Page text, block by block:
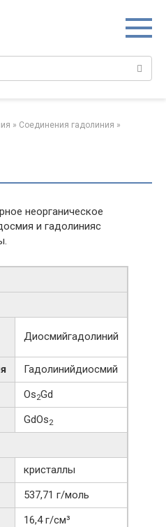
» Соединения гадолиния‎ »
неорганическое
и гадолинияс
Диосмийгадолиний
Гадолинийдиосмий
Os2Gd
GdOs2
кристаллы
537,71 г/моль
16,4 г/см³